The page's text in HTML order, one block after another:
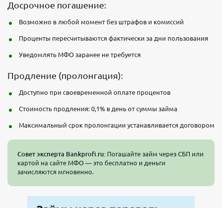
Досрочное погашение:
Возможно в любой момент без штрафов и комиссий
Проценты пересчитываются фактически за дни пользования
Уведомлять МФО заранее не требуется
Продление (пролонгация):
Доступно при своевременной оплате процентов
Стоимость продления: 0,1% в день от суммы займа
Максимальный срок пролонгации устанавливается договором
Совет эксперта Bankprofi.ru: Погашайте займ через СБП или
картой на сайте МФО — это бесплатно и деньги
зачисляются мгновенно.